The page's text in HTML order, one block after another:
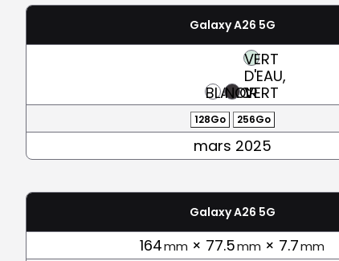
Galaxy A26 5G
BLANC
NOIR
VERT
D'EAU,
VERT
128Go 256Go
mars 2025
Galaxy A26 5G
164mm × 77.5mm × 7.7mm